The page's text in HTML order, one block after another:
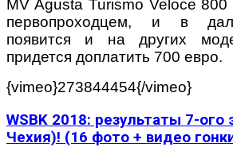
MV Agusta Turismo Veloce
первопроходцем, и в
появится и на других
придется доплатить 700 евро.
{vimeo}273844454{/vimeo}
WSBK 2018: результаты 7-ого
Чехия)! (16 фото + видео